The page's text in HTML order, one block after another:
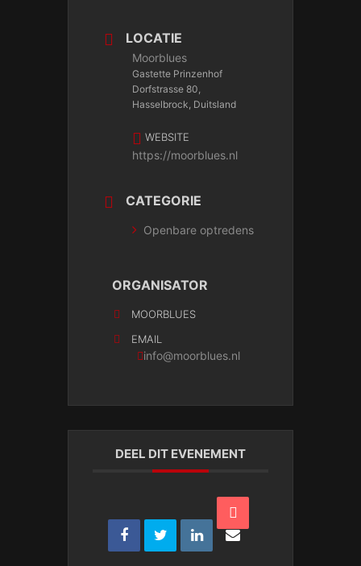
LOCATIE
Moorblues
Gastette Prinzenhof
Dorfstrasse 80,
Hasselbrock, Duitsland
WEBSITE
https://moorblues.nl
CATEGORIE
Openbare optredens
ORGANISATOR
MOORBLUES
EMAIL
info@moorblues.nl
DEEL DIT EVENEMENT